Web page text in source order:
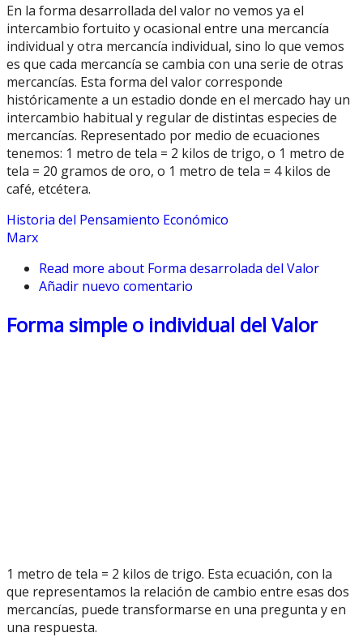
En la forma desarrollada del valor no vemos ya el
intercambio fortuito y ocasional entre una mercancía
individual y otra mercancía individual, sino lo que vemos
es que cada mercancía se cambia con una serie de otras
mercancías. Esta forma del valor corresponde
históricamente a un estadio donde en el mercado hay un
intercambio habitual y regular de distintas especies de
mercancías. Representado por medio de ecuaciones
tenemos: 1 metro de tela = 2 kilos de trigo, o 1 metro de
tela = 20 gramos de oro, o 1 metro de tela = 4 kilos de
café, etcétera.
Historia del Pensamiento Económico
Marx
Read more about Forma desarrolada del Valor
Añadir nuevo comentario
Forma simple o individual del Valor
1 metro de tela = 2 kilos de trigo. Esta ecuación, con la
que representamos la relación de cambio entre esas dos
mercancías, puede transformarse en una pregunta y en
una respuesta.